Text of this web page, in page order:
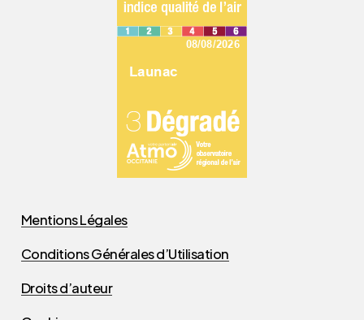
Mentions Légales
Conditions Générales d’Utilisation
Droits d’auteur